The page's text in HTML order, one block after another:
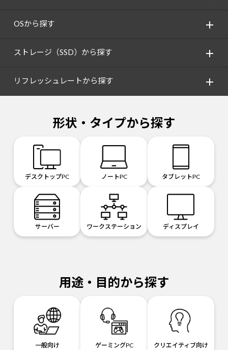
OSから探す
ストレージ（SSD）から探す
リフレッシュレートから探す
形状・タイプから探す
デスクトップPC ノートPC タブレットPC
サーバー ワークステーション ディスプレイ
用途・目的から探す
一般向け
ゲーミングPC
クリエイティブ向け